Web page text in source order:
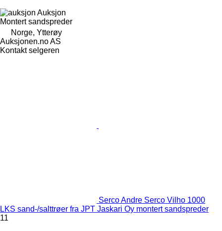
Auksjon
Montert sandspreder
Norge, Ytterøy
Auksjonen.no AS
Kontakt selgeren
Serco Andre Serco Vilho 1000
LKS sand-/salttrøer fra JPT Jaskari Oy montert sandspreder
11